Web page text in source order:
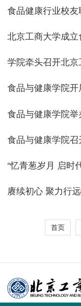
食品健康行业校
北京工商大学成
学院牵头召开北
食品与健康学院
食品与健康学院
食品与健康学院
“忆青葱岁月 启时
赓续初心 聚力行
首页